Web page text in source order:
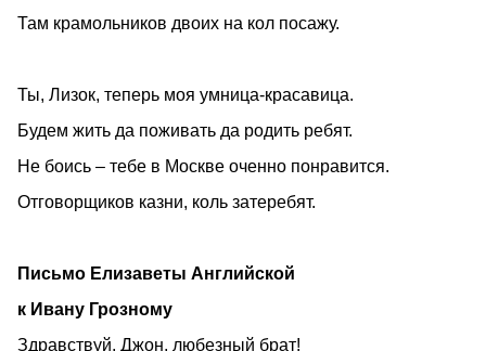
Там крамольников двоих на кол посажу.
Ты, Лизок, теперь моя умница-красавица.
Будем жить да поживать да родить ребят.
Не боись – тебе в Москве оченно понравится.
Отговорщиков казни, коль затеребят.
Письмо Елизаветы Английской
к Ивану Грозному
Здравствуй, Джон, любезный брат!